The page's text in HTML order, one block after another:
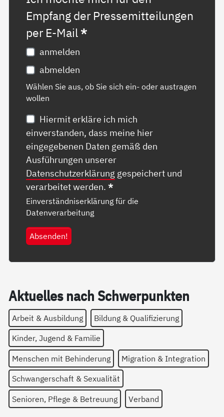
Empfang der Pressemitteilungen
per E-Mail *
anmelden
abmelden
Wählen Sie aus, ob Sie sich ein- oder austragen
wollen
Hiermit erkläre ich mich
einverstanden, dass meine hier
eingegebenen Daten gemäß den
Ausführungen unserer
Datenschutzerklärung gespeichert und
verarbeitet werden.*
Einverständniserklärung für die
Datenverarbeitung
Absenden!
Ak­­tu­el­­les nach Schwer­­pun­k­­ten
Arbeit & Ausbildung
Bildung & Qualifizierung
Kinder, Jugend & Familie
Menschen mit Behinderung
Migration & Integration
Schwangerschaft & Sexualität
Senioren, Pflege & Betreuung
Verband